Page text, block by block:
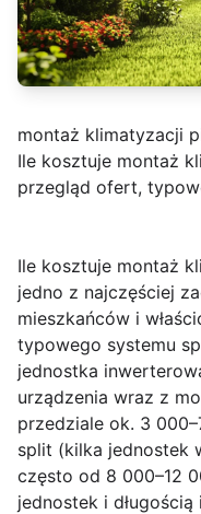
montaż klimatyzacji
Ile kosztuje montaż
przegląd ofert,
Ile kosztuje montaż
jedno z najczęściej
mieszkańców i
typowego systemu
jednostka
urządzenia wraz z
przedziale ok. 3
split (kilka jednostek
często od 8 000–12
jednostek i